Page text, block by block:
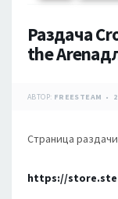
Раздача
the
АВТОР: FREESTEAM
Страница
https://